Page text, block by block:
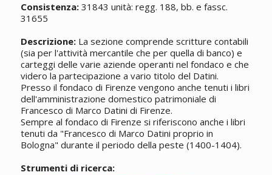
Consistenza:31843 unità: regg. 188, bb. e fassc.
31655
Descrizione:La sezione comprende scritture contabili
(sia per l'attività mercantile che per quella di banco) e
carteggi delle varie aziende operanti nel fondaco e che
videro la partecipazione a vario titolo del Datini.
Presso il fondaco di Firenze vengono anche tenuti i libri
dell'amministrazione domestico patrimoniale di
Francesco di Marco Datini di Firenze.
Sempre al fondaco di Firenze si riferiscono anche i libri
tenuti da "Francesco di Marco Datini proprio in
Bologna" durante il periodo della peste (1400-1404).
Strumenti di ricerca: